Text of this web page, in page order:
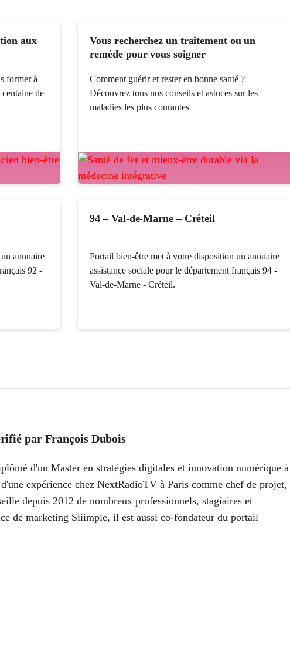
aux
former à
de
Vous recherchez un traitement ou un
remède pour vous soigner
Comment guérir et rester en bonne santé ?
Découvrez tous nos conseils et astuces sur les
maladies les plus courantes
annuaire
92 -
94 – Val-de-Marne – Créteil
Portail bien-être met à votre disposition un annuaire
assistance sociale pour le département français 94 -
Val-de-Marne - Créteil.
par François Dubois
d'un Master en stratégies digitales et innovation numérique à
expérience chez NextRadioTV à Paris comme chef de projet,
depuis 2012 de nombreux professionnels, stagiaires et
de marketing Siiimple, il est aussi co-fondateur du portail